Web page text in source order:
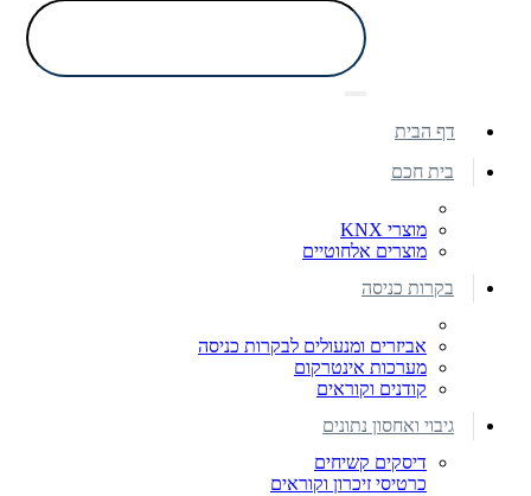
דף הבית
בית חכם
מוצרי KNX
מוצרים אלחוטיים
בקרות כניסה
אביזרים ומנעולים לבקרות כניסה
מערכות אינטרקום
קודנים וקוראים
גיבוי ואחסון נתונים
דיסקים קשיחים
כרטיסי זיכרון וקוראים